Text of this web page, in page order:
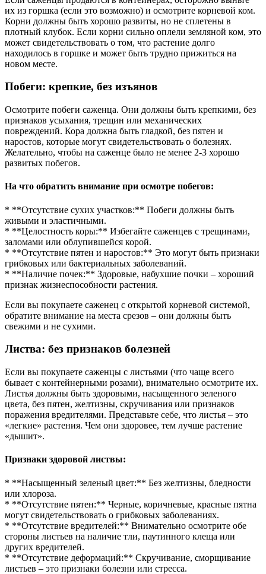
их из горшка (если это возможно) и осмотрите корневой ком.
Корни должны быть хорошо развиты, но не сплетены в
плотный клубок. Если корни сильно оплели земляной ком, это
может свидетельствовать о том, что растение долго
находилось в горшке и может быть трудно прижиться на
новом месте.
Побеги: крепкие, без изъянов
Осмотрите побеги саженца. Они должны быть крепкими, без
признаков усыхания, трещин или механических
повреждений. Кора должна быть гладкой, без пятен и
наростов, которые могут свидетельствовать о болезнях.
Желательно, чтобы на саженце было не менее 2-3 хорошо
развитых побегов.
На что обратить внимание при осмотре побегов:
* **Отсутствие сухих участков:** Побеги должны быть
живыми и эластичными.
* **Целостность коры:** Избегайте саженцев с трещинами,
заломами или облупившейся корой.
* **Отсутствие пятен и наростов:** Это могут быть признаки
грибковых или бактериальных заболеваний.
* **Наличие почек:** Здоровые, набухшие почки – хороший
признак жизнеспособности растения.
Если вы покупаете саженец с открытой корневой системой,
обратите внимание на места срезов – они должны быть
свежими и не сухими.
Листва: без признаков болезней
Если вы покупаете саженцы с листьями (что чаще всего
бывает с контейнерными розами), внимательно осмотрите их.
Листья должны быть здоровыми, насыщенного зеленого
цвета, без пятен, желтизны, скручивания или признаков
поражения вредителями. Представьте себе, что листья – это
«легкие» растения. Чем они здоровее, тем лучше растение
«дышит».
Признаки здоровой листвы:
* **Насыщенный зеленый цвет:** Без желтизны, бледности
или хлороза.
* **Отсутствие пятен:** Черные, коричневые, красные пятна
могут свидетельствовать о грибковых заболеваниях.
* **Отсутствие вредителей:** Внимательно осмотрите обе
стороны листьев на наличие тли, паутинного клеща или
других вредителей.
* **Отсутствие деформаций:** Скручивание, сморщивание
листьев – это признаки болезни или стресса.